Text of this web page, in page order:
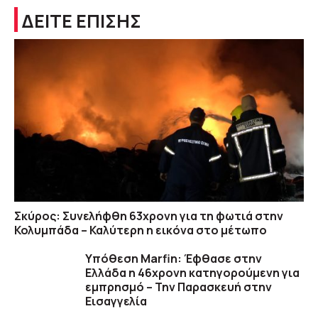
ΔΕΙΤΕ ΕΠΙΣΗΣ
Σκύρος: Συνελήφθη 63χρονη για τη φωτιά στην
Κολυμπάδα – Καλύτερη η εικόνα στο μέτωπο
Υπόθεση Marfin: Έφθασε στην
Ελλάδα η 46χρονη κατηγορούμενη για
εμπρησμό – Την Παρασκευή στην
Εισαγγελία